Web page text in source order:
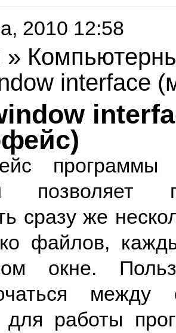
2010 12:58
»
interface
программы
позволяет
сразу же
файлов,
окне.
между
для работы